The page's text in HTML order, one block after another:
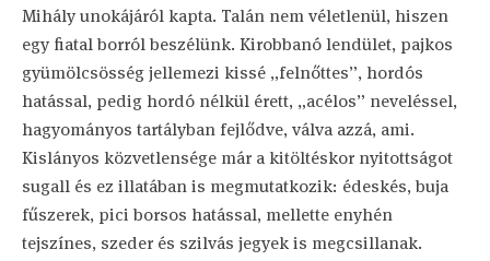
Mihály unokájáról kapta. Talán nem véletlenül, hiszen
egy fiatal borról beszélünk. Kirobbanó lendület, pajkos
gyümölcsösség jellemezi kissé „felnőttes”, hordós
hatással, pedig hordó nélkül érett, „acélos” neveléssel,
hagyományos tartályban fejlődve, válva azzá, ami.
Kislányos közvetlensége már a kitöltéskor nyitottságot
sugall és ez illatában is megmutatkozik: édeskés, buja
fűszerek, pici borsos hatással, mellette enyhén
tejszínes, szeder és szilvás jegyek is megcsillanak.